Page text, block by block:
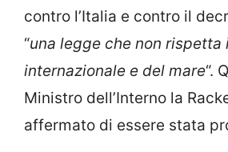
contro l’Italia e contro il
“una legge che non
internazionale e del mare“.
Ministro dell’Interno la
affermato di essere stata